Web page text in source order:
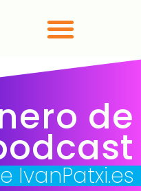
de
IvanPatxi.es